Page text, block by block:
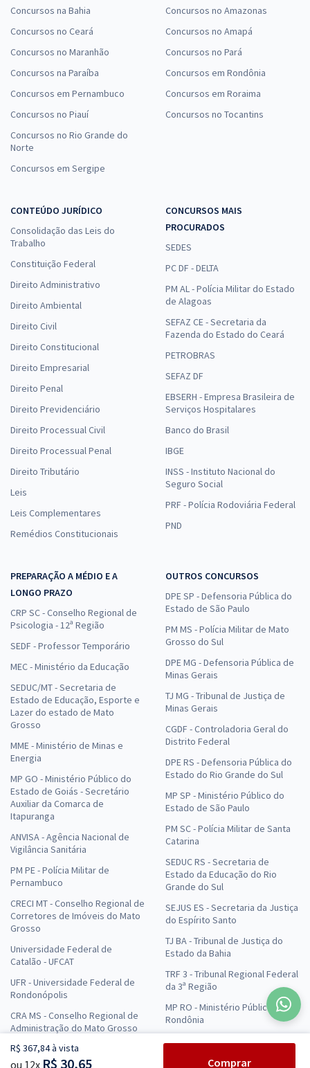
R$ 367,84 à vista
ou 12x R$ 30,65 Comprar
Concursos na Bahia
Concursos no Ceará
Concursos no Maranhão
Concursos na Paraíba
Concursos em Pernambuco
Concursos no Piauí
Concursos no Rio Grande do
Norte
Concursos em Sergipe
Concursos no Amazonas
Concursos no Amapá
Concursos no Pará
Concursos em Rondônia
Concursos em Roraima
Concursos no Tocantins
CONTEÚDO JURÍDICO
Consolidação das Leis do
Trabalho
Constituição Federal
Direito Administrativo
Direito Ambiental
Direito Civil
Direito Constitucional
Direito Empresarial
Direito Penal
Direito Previdenciário
Direito Processual Civil
Direito Processual Penal
Direito Tributário
Leis
Leis Complementares
Remédios Constitucionais
CONCURSOS MAIS
PROCURADOS
SEDES
PC DF - DELTA
PM AL - Polícia Militar do Estado
de Alagoas
SEFAZ CE - Secretaria da
Fazenda do Estado do Ceará
PETROBRAS
SEFAZ DF
EBSERH - Empresa Brasileira de
Serviços Hospitalares
Banco do Brasil
IBGE
INSS - Instituto Nacional do
Seguro Social
PRF - Polícia Rodoviária Federal
PND
PREPARAÇÃO A MÉDIO E A
LONGO PRAZO
CRP SC - Conselho Regional de
Psicologia - 12ª Região
SEDF - Professor Temporário
MEC - Ministério da Educação
SEDUC/MT - Secretaria de
Estado de Educação, Esporte e
Lazer do estado de Mato
Grosso
MME - Ministério de Minas e
Energia
MP GO - Ministério Público do
Estado de Goiás - Secretário
Auxiliar da Comarca de
Itapuranga
ANVISA - Agência Nacional de
Vigilância Sanitária
PM PE - Polícia Militar de
Pernambuco
CRECI MT - Conselho Regional de
Corretores de Imóveis do Mato
Grosso
Universidade Federal de
Catalão - UFCAT
UFR - Universidade Federal de
Rondonópolis
CRA MS - Conselho Regional de
Administração do Mato Grosso
UFJ - Universidade Federal de
OUTROS CONCURSOS
DPE SP - Defensoria Pública do
Estado de São Paulo
PM MS - Polícia Militar de Mato
Grosso do Sul
DPE MG - Defensoria Pública de
Minas Gerais
TJ MG - Tribunal de Justiça de
Minas Gerais
CGDF - Controladoria Geral do
Distrito Federal
DPE RS - Defensoria Pública do
Estado do Rio Grande do Sul
MP SP - Ministério Público do
Estado de São Paulo
PM SC - Polícia Militar de Santa
Catarina
SEDUC RS - Secretaria de
Estado da Educação do Rio
Grande do Sul
SEJUS ES - Secretaria da Justiça
do Espírito Santo
TJ BA - Tribunal de Justiça do
Estado da Bahia
TRF 3 - Tribunal Regional Federal
da 3ª Região
MP RO - Ministério Público de
Rondônia
TCE SP - Tribunal de Contas do